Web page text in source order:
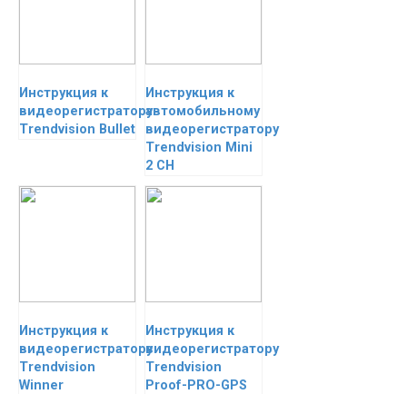
Инструкция к
видеорегистратору
Trendvision Bullet
Инструкция к
автомобильному
видеорегистратору
Trendvision Mini
2 CH
Инструкция к
видеорегистратору
Trendvision
Winner
Инструкция к
видеорегистратору
Trendvision
Proof-PRO-GPS